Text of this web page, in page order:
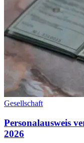
Gesellschaft
Personalausweis
2026